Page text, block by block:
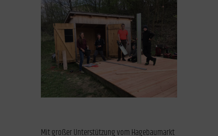
Mit großer Unterstützung vom Hagebaumarkt